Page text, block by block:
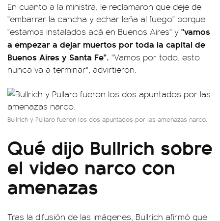
En cuanto a la ministra, le reclamaron que deje de
"embarrar la cancha y echar leña al fuego" porque
"estamos instalados acá en Buenos Aires" y "vamos
a empezar a dejar muertos por toda la capital de
Buenos Aires y Santa Fe". "Vamos por todo, esto
nunca va a terminar", advirtieron.
Bullrich y Pullaro fueron los dos apuntados por las amenazas narco.
Qué dijo Bullrich sobre
el video narco con
amenazas
Tras la difusión de las imágenes, Bullrich afirmó que